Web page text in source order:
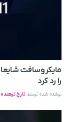
را رد کرد
نوشته شده توسط تارخ ترهنده